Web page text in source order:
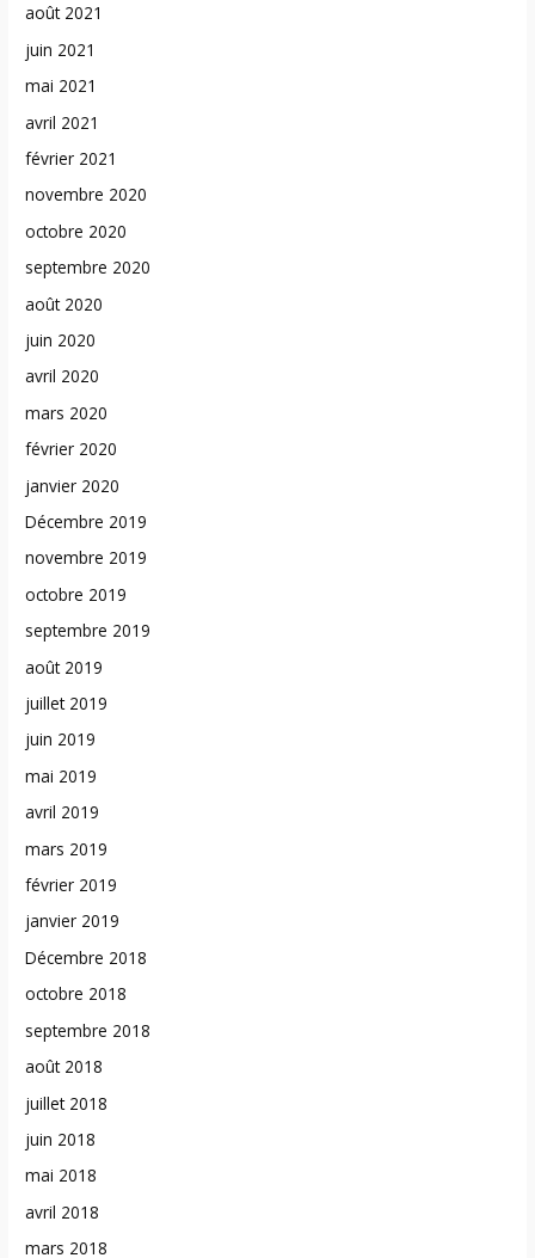
août 2021
juin 2021
mai 2021
avril 2021
février 2021
novembre 2020
octobre 2020
septembre 2020
août 2020
juin 2020
avril 2020
mars 2020
février 2020
janvier 2020
Décembre 2019
novembre 2019
octobre 2019
septembre 2019
août 2019
juillet 2019
juin 2019
mai 2019
avril 2019
mars 2019
février 2019
janvier 2019
Décembre 2018
octobre 2018
septembre 2018
août 2018
juillet 2018
juin 2018
mai 2018
avril 2018
mars 2018